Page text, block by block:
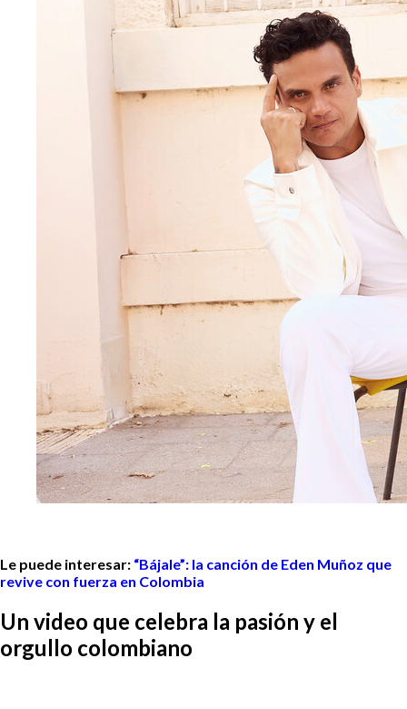
Le puede interesar: “Bájale”: la canción de Eden Muñoz que
revive con fuerza en Colombia
Un video que celebra la pasión y el
orgullo colombiano